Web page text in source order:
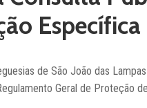
de São João das
Geral de Proteção